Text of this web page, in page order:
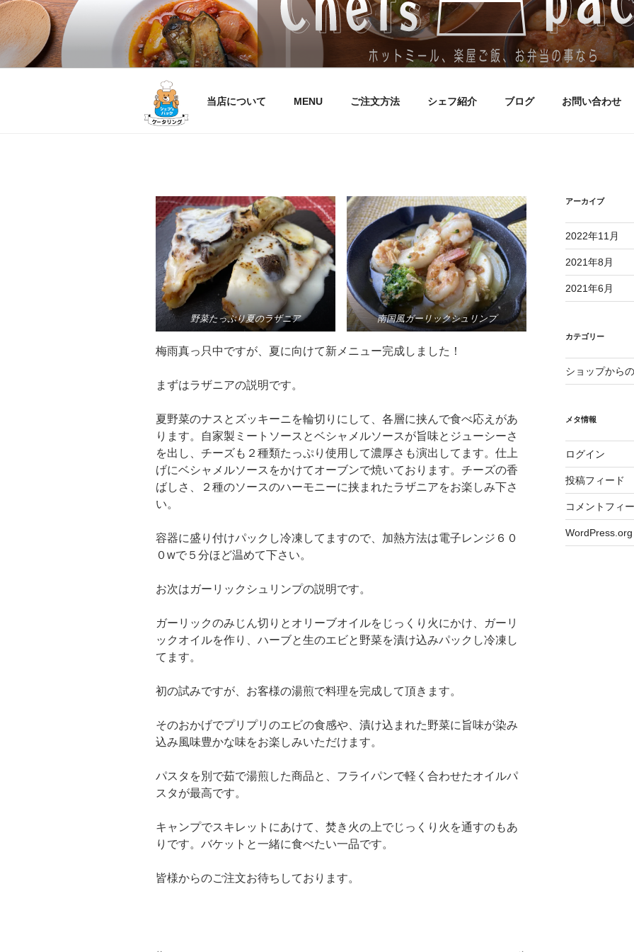
コ
ン
テ
シェフ’Sパック
シェフズパック ホットミール、楽屋ご飯、お弁当の事なら私たちにおまかせください。
当店について MENU ご注文方法 シェフ紹介 ブログ お問い合わせ
野菜たっぷり夏のラザニア 南国風ガーリックシュリンプ
梅雨真っ只中ですが、夏に向けて新メニュー完成しました！
まずはラザニアの説明です。
夏野菜のナスとズッキーニを輪切りにして、各層に挟んで食べ応えがあ
ります。自家製ミートソースとベシャメルソースが旨味とジューシーさ
を出し、チーズも２種類たっぷり使用して濃厚さも演出してます。仕上
げにベシャメルソースをかけてオーブンで焼いております。チーズの香
ばしさ、２種のソースのハーモニーに挟まれたラザニアをお楽しみ下さ
い。
容器に盛り付けパックし冷凍してますので、加熱方法は電子レンジ６０
０wで５分ほど温めて下さい。
お次はガーリックシュリンプの説明です。
ガーリックのみじん切りとオリーブオイルをじっくり火にかけ、ガーリ
ックオイルを作り、ハーブと生のエビと野菜を漬け込みパックし冷凍し
てます。
初の試みですが、お客様の湯煎で料理を完成して頂きます。
そのおかげでプリプリのエビの食感や、漬け込まれた野菜に旨味が染み
込み風味豊かな味をお楽しみいただけます。
パスタを別で茹で湯煎した商品と、フライパンで軽く合わせたオイルパ
スタが最高です。
キャンプでスキレットにあけて、焚き火の上でじっくり火を通すのもあ
りです。バケットと一緒に食べたい一品です。
皆様からのご注文お待ちしております。
アーカイブ
2022年11月
2021年8月
2021年6月
カテゴリー
ショップから
メタ情報
ログイン
投稿フィード
コメントフィ
WordPress.org